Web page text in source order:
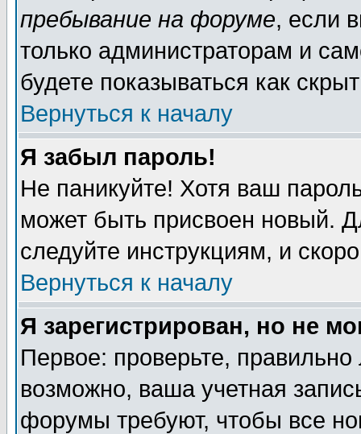
пребывание на форуме, если
только администраторам и
будете показываться как
Вернуться к началу
Я забыл пароль!
Не паникуйте! Хотя ваш
может быть присвоен новый.
следуйте инструкциям, и
Вернуться к началу
Я зарегистрирован, но не
Первое: проверьте,
возможно, ваша учетная
форумы требуют, чтобы все